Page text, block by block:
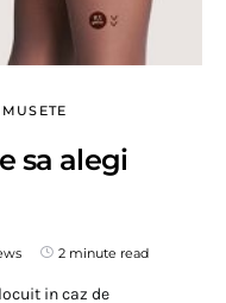
sa alegi
2 minute read
in caz de